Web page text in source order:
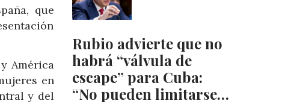
que
América
en
y del
Rubio advierte que no
habrá “válvula de
escape” para Cuba:
“No pueden limitarse…